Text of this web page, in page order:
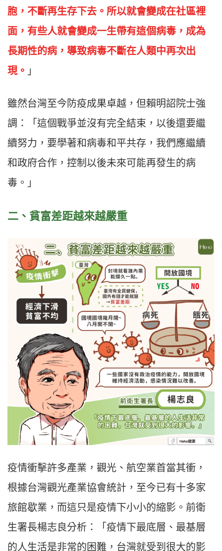
胞，不斷再生存下去。所以就會變成在社區裡
面，有些人就會變成一生帶有這個病毒，成為
長期性的病，導致病毒不斷在人類中再次出
現。 」
雖然台灣至今防疫成果卓越，但賴明詔院士強
調：「這個戰爭並沒有完全結束，以後還要繼
續努力，要學著和病毒和平共存，我們應繼續
和政府合作，控制以後未來可能再發生的病
毒。」
二、貧富差距越來越嚴重
疫情衝擊許多產業，觀光、航空業首當其衝，
根據台灣觀光產業協會統計，至今已有十多家
旅館歇業，而這只是疫情下小小的縮影。前衛
生署長楊志良分析：「疫情下最底層、最基層
的人生活是非常的困難，台灣就受到很大的影